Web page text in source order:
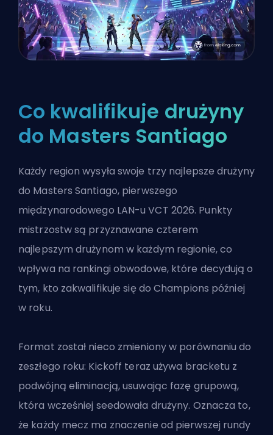
Co kwalifikuje drużyny
do Masters Santiago
Każdy region wysyła swoje trzy najlepsze drużyny
do Masters Santiago, pierwszego
międzynarodowego LAN-u VCT 2026. Punkty
mistrzostw są przyznawane czterem
najlepszym drużynom w każdym regionie, co
wpływa na rankingi obwodowe, które decydują o
tym, kto zakwalifikuje się do Champions później
w roku.
Format został nieco zmieniony w porównaniu do
zeszłego roku: Kickoff teraz używa bracketu z
podwójną eliminacją, usuwając fazę grupową,
która wcześniej seedowała drużyny. Oznacza to,
że każdy mecz ma znaczenie od pierwszej rundy